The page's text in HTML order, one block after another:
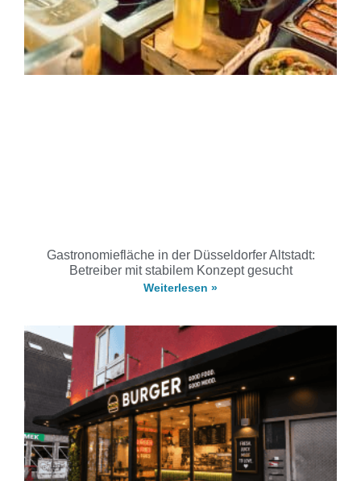
Gastronomiefläche in der Düsseldorfer Altstadt:
Betreiber mit stabilem Konzept gesucht
Weiterlesen »